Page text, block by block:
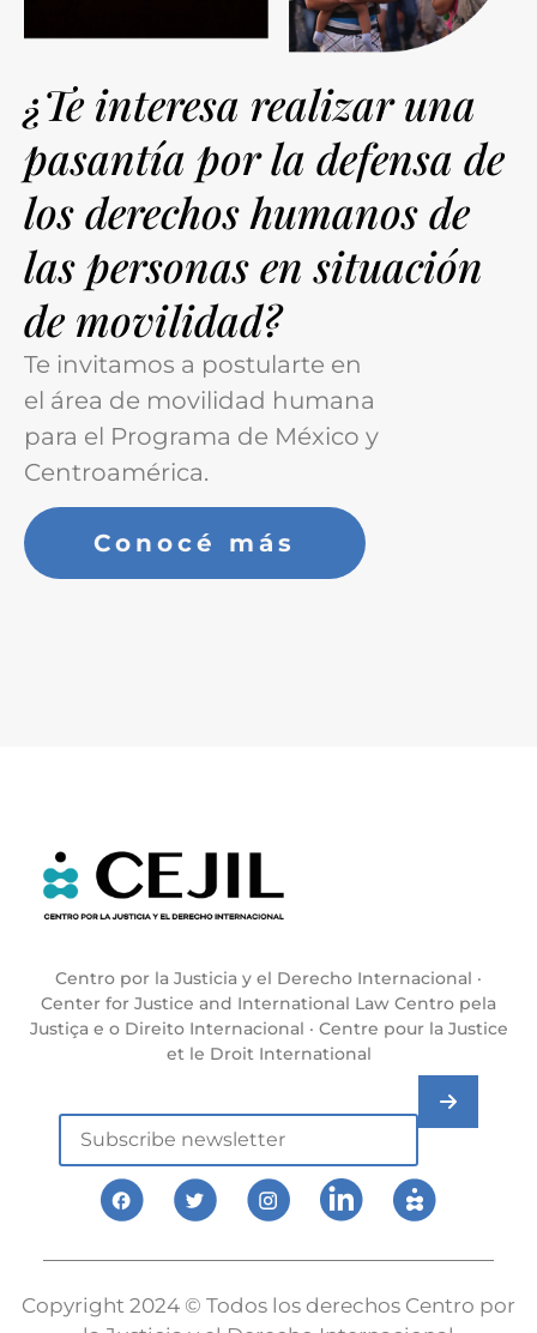
¿Te interesa realizar una
pasantía por la defensa de
los derechos humanos de
las personas en situación
de movilidad?
Te invitamos a postularte en
el área de movilidad humana
para el Programa de México y
Centroamérica.
Conocé más
Centro por la Justicia y el Derecho Internacional ·
Center for Justice and International Law Centro pela
Justiça e o Direito Internacional · Centre pour la Justice
et le Droit International
Copyright 2024 © Todos los derechos Centro por